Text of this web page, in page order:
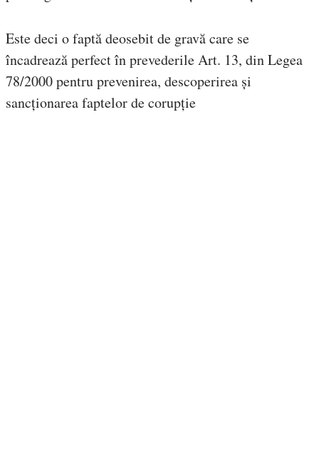
Este deci o faptă deosebit de gravă care se
încadrează perfect în prevederile Art. 13, din Legea
78/2000 pentru prevenirea, descoperirea și
sancționarea faptelor de corupție